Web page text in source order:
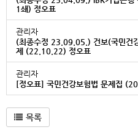
1쇄) 정오표
관리자
(최종수정 23.09.05.) 건보(국민건
제 (22.10.22) 정오표
관리자
[정오표] 국민건강보험법 문제집
목록